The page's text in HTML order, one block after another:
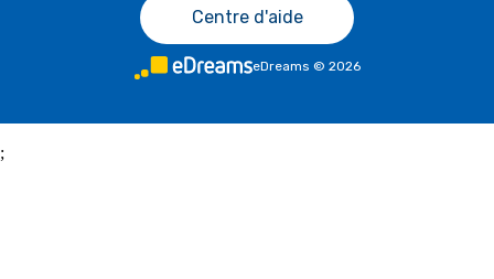
Centre d'aide
eDreams © 2026
;